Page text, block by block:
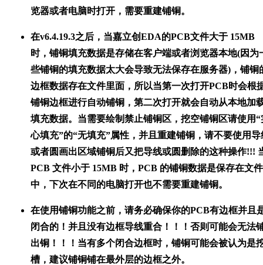
览器或者电脑时打开，需要重建铺铜。
在v6.4.19.3之后，当嘉立创EDA的PCB文件大于 15MB
时，铺铜填充数据是存储在客户端或者浏览器本地(因为
些铺铜的填充数据太大会导致无法保存在服务器)，铺铜
边框数据存在文件里面，所以当第一次打开PCB时会根
铺铜边框进行自动铺铜，第二次打开就会自动从本地加
填充数据。当需要绘制禁止铺铜区，挖空铺铜区请使用“
心填充”的“无填充”属性，并且重建铺铜，请不要使用导
或者圆画出区域铺铜后又把导线或圆删除的这种操作!!!
PCB 文件小于 15MB 时，PCB 的铺铜数据是保存在文件
中，下次在不同的电脑打开也不需要重建铺铜。
在使用铺铜功能之前，请务必确保你的PCB有边框并且
闭合的！并且没有边框导线重合！！！否则可能会无法
出铜！！！当有多个闭合边框时，铺铜可能会被认为是
槽，建议铺铜铺在最外层的边框之外。